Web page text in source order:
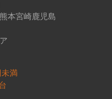
熊本宮崎鹿児島
満